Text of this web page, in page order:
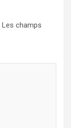
Les champs